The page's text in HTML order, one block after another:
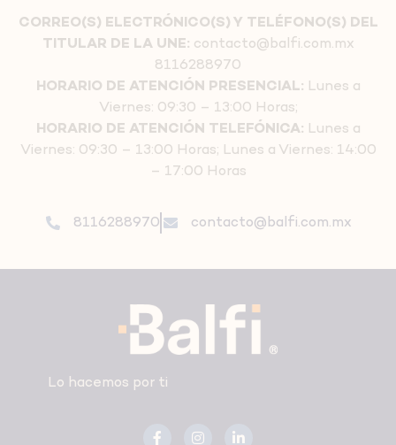
CORREO(S) ELECTRÓNICO(S) Y TELÉFONO(S) DEL
TITULAR DE LA UNE: contacto@balfi.com.mx
8116288970
HORARIO DE ATENCIÓN PRESENCIAL: Lunes a
Viernes: 09:30 – 13:00 Horas;
HORARIO DE ATENCIÓN TELEFÓNICA: Lunes a
Viernes: 09:30 – 13:00 Horas; Lunes a Viernes: 14:00
– 17:00 Horas
8116288970 contacto@balfi.com.mx
Lo hacemos por ti